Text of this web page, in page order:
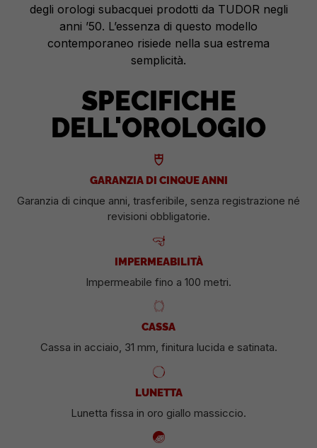
degli orologi subacquei prodotti da TUDOR negli
anni ’50. L’essenza di questo modello
contemporaneo risiede nella sua estrema
semplicità.
SPECIFICHE
DELL'OROLOGIO
GARANZIA DI CINQUE ANNI
Garanzia di cinque anni, trasferibile, senza registrazione né
revisioni obbligatorie.
IMPERMEABILITÀ
Impermeabile fino a 100 metri.
CASSA
Cassa in acciaio, 31 mm, finitura lucida e satinata.
LUNETTA
Lunetta fissa in oro giallo massiccio.